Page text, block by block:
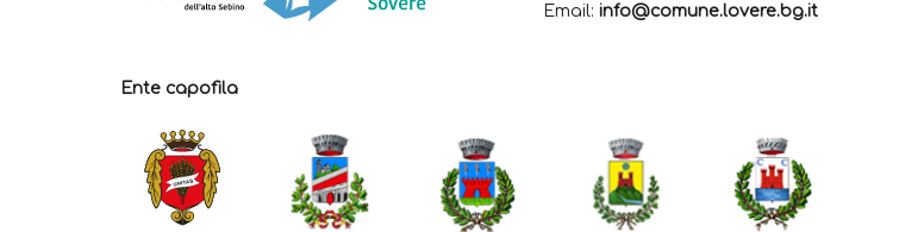
Email:info@comune.lovere.bg.it
Ente capofila